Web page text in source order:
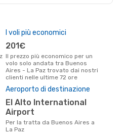
I voli più economici
201€
Il prezzo più economico per un
volo solo andata tra Buenos
Aires - La Paz trovato dai nostri
clienti nelle ultime 72 ore
Aeroporto di destinazione
El Alto International
Airport
Per la tratta da Buenos Aires a
La Paz